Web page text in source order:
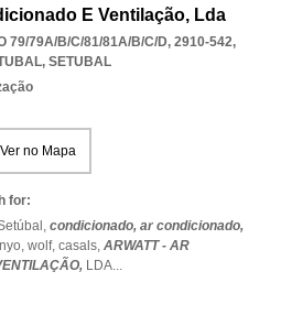
E Ventilação, Lda
79/79A/B/C/81/81A/B/C/D, 2910-542,
, SETUBAL
Ver no Mapa
for:
condicionado, ar condicionado,
wolf, casals, ARWATT - AR
LDA...